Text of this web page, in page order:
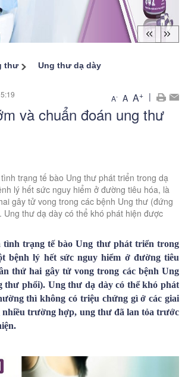
thư Ung thư dạ dày
A- A A+ |
và chuẩn đoán ung thư
trạng tế bào Ung thư phát triển trong dạ
lý hết sức nguy hiểm ở đường tiêu hóa, là
gây tử vong trong các bệnh Ung thư (đứng
Ung thư dạ dày có thể khó phát hiện được
tình trạng tế bào Ung thư phát triển trong
bệnh lý hết sức nguy hiểm ở đường tiêu
thứ hai gây tử vong trong các bệnh Ung
thư phổi). Ung thư dạ dày có thể khó phát
thì không có triệu chứng gì ở các giai
nhiều trường hợp, ung thư đã lan tỏa trước